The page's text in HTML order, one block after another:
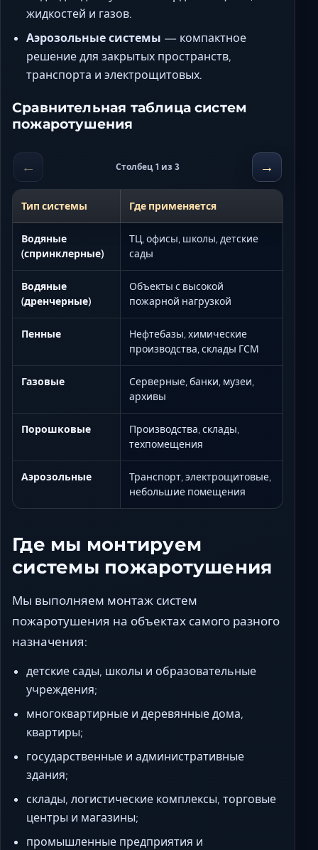
жидкостей и газов.
Аэрозольные системы — компактное
решение для закрытых пространств,
транспорта и электрощитовых.
Сравнительная таблица систем
пожаротушения
← Столбец 1 из 3 →
Тип системы Где применяется
Водяные
(спринклерные)
ТЦ, офисы, школы, детские
сады
Водяные
(дренчерные)
Объекты с высокой
пожарной нагрузкой
Пенные
Нефтебазы, химические
производства, склады ГСМ
Газовые
Серверные, банки, музеи,
архивы
Порошковые
Производства, склады,
техпомещения
Аэрозольные
Транспорт, электрощитовые,
небольшие помещения
Где мы монтируем
системы пожаротушения
Мы выполняем монтаж систем
пожаротушения на объектах самого разного
назначения:
детские сады, школы и образовательные
учреждения;
многоквартирные и деревянные дома,
квартиры;
государственные и административные
здания;
склады, логистические комплексы, торговые
центры и магазины;
промышленные предприятия и